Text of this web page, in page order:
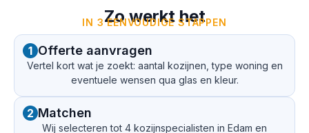
Zo werkt het
IN 3 EENVOUDIGE STAPPEN
1 Offerte aanvragen
Vertel kort wat je zoekt: aantal kozijnen, type woning en
eventuele wensen qua glas en kleur.
2 Matchen
Wij selecteren tot 4 kozijnspecialisten in Edam en